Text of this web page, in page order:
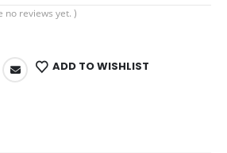
no reviews yet. )
ADD TO WISHLIST